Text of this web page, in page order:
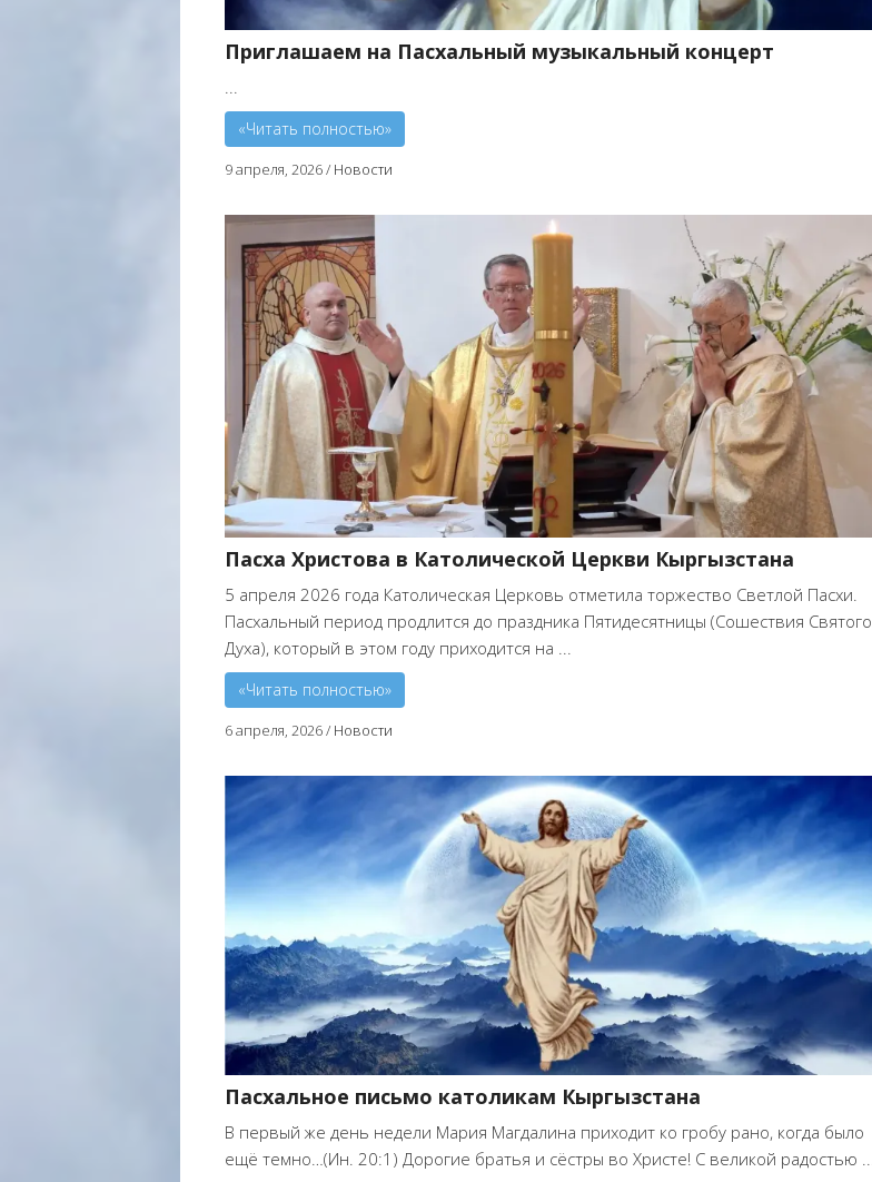
Приглашаем на Пасхальный музыкальный концерт
...
«Читать полностью»
9 апреля, 2026/ Новости
Пасха Христова в Католической Церкви Кыргызстана
5 апреля 2026 года Католическая Церковь отметила торжество Светлой Пасхи.
Пасхальный период продлится до праздника Пятидесятницы (Сошествия Святого
Духа), который в этом году приходится на ...
«Читать полностью»
6 апреля, 2026/ Новости
Пасхальное письмо католикам Кыргызстана
В первый же день недели Мария Магдалина приходит ко гробу рано, когда было
ещё темно…(Ин. 20:1) Дорогие братья и сёстры во Христе! С великой радостью ...